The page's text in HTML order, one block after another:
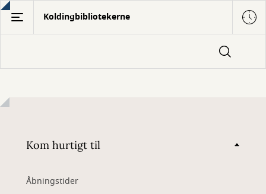
Gå
hovedindhold
Koldingbibliotekerne
Kom hurtigt til
Åbningstider